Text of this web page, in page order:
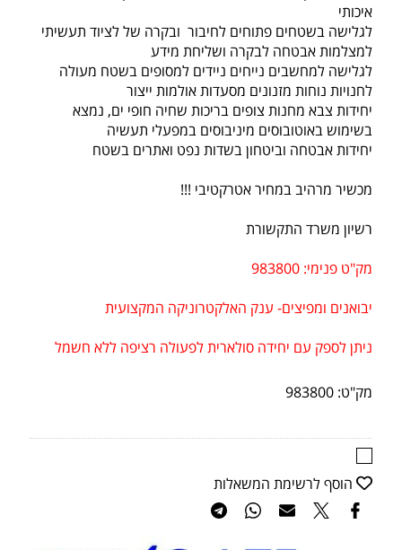
איכותי
לגלישה בשטחים פתוחים לחיבור ובקרה של לציוד תעשיתי
למצלמות אבטחה לבקרה ושליחת מידע
לגלישה למחשבים נייחים ניידים למסופים בשטח מעולה
לחנויות נוחות מזנונים מסעדות אולמות ייצור
יחידות צבא מחנות צופים בריכות שחיה חופי ים, נמצא
בשימוש באוטובוסים מיניבוסים במפעלי תעשיה
יחידות אבטחה וביטחון בשדות נפט ואתרים בשטח
מכשיר מרהיב במחיר אטרקטיבי !!!
רשיון משרד התקשורת
מק"ט פנימי: 983800
יבואנים ומפיצים- ענק האלקטרוניקה המקצועית
ניתן לספק עם יחידה סולארית לפעולה רציפה ללא חשמל
מק"ט: 983800
הוסף לרשימת המשאלות